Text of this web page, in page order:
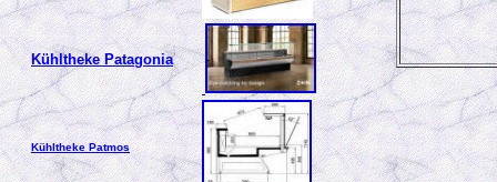
Kühltheke Patagonia
Kühltheke Patmos